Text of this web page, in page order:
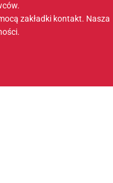
zakładki kontakt. Nasza
.